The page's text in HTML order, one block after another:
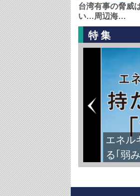
台湾有事の脅威
い…周辺海…
特集
エネル
る｢弱